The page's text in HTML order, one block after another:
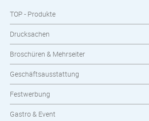
TOP - Produkte
Drucksachen
Broschüren & Mehrseiter
Geschäftsausstattung
Festwerbung
Gastro & Event